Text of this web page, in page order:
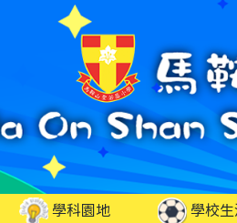
學科園地 學校生